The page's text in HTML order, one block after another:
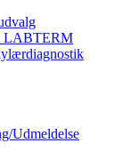
LABTERM
Udmeldelse